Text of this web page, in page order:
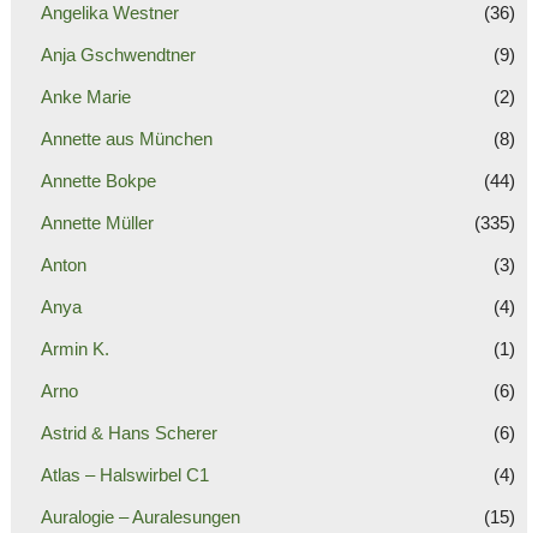
Angelika Westner (36)
Anja Gschwendtner (9)
Anke Marie (2)
Annette aus München (8)
Annette Bokpe (44)
Annette Müller (335)
Anton (3)
Anya (4)
Armin K. (1)
Arno (6)
Astrid & Hans Scherer (6)
Atlas – Halswirbel C1 (4)
Auralogie – Auralesungen (15)